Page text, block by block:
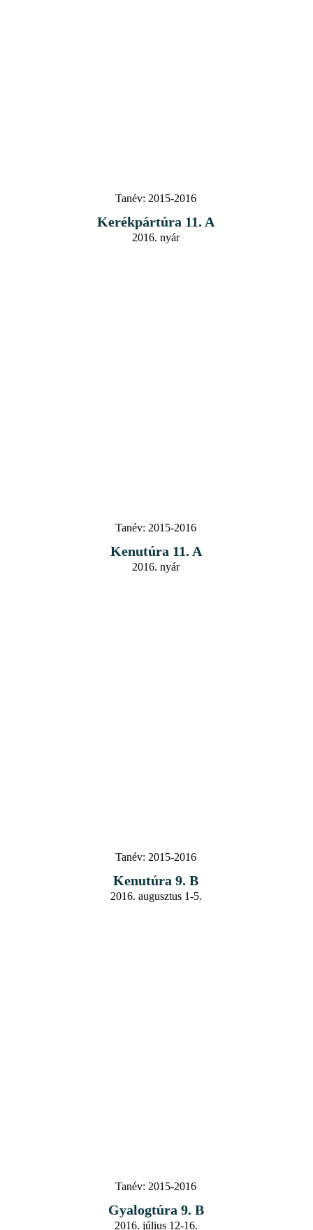
Tanév: 2015-2016
Kerékpártúra 11. A
2016. nyár
Tanév: 2015-2016
Kenutúra 11. A
2016. nyár
Tanév: 2015-2016
Kenutúra 9. B
2016. augusztus 1-5.
Tanév: 2015-2016
Gyalogtúra 9. B
2016. július 12-16.